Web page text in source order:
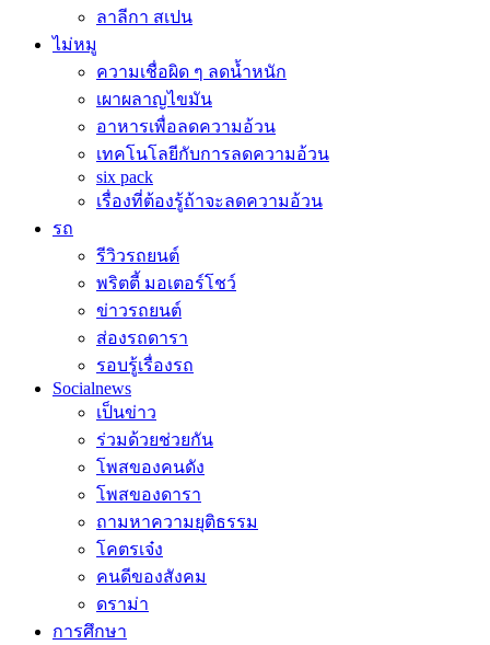
ลาลีกา สเปน
ไม่หมู
ความเชื่อผิด ๆ ลดน้ำหนัก
เผาผลาญไขมัน
อาหารเพื่อลดความอ้วน
เทคโนโลยีกับการลดความอ้วน
six pack
เรื่องที่ต้องรู้ถ้าจะลดความอ้วน
รถ
รีวิวรถยนต์
พริตตี้ มอเตอร์โชว์
ข่าวรถยนต์
ส่องรถดารา
รอบรู้เรื่องรถ
Socialnews
เป็นข่าว
ร่วมด้วยช่วยกัน
โพสของคนดัง
โพสของดารา
ถามหาความยุติธรรม
โคตรเจ๋ง
คนดีของสังคม
ดราม่า
การศึกษา